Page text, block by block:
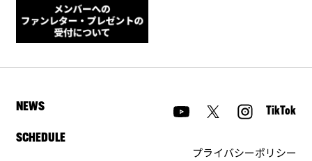
NEWS
SCHEDULE
TikTok
プライバシーポリシー